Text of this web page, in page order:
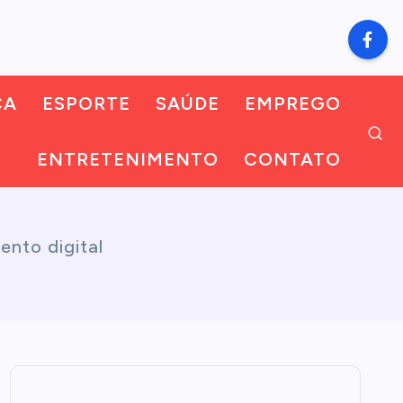
ESPORTE SAÚDE EMPREGO
ENTRETENIMENTO CONTATO
digital